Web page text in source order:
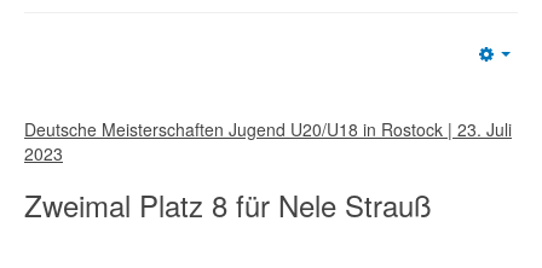
Deutsche Meisterschaften Jugend U20/U18 in Rostock | 23. Juli
2023
Zweimal Platz 8 für Nele Strauß